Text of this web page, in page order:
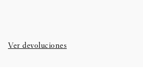
Ver devoluciones